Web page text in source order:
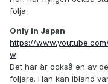
följa.
Only in Japan
https://
w
Det här är också en av
följare. Han kan ibland